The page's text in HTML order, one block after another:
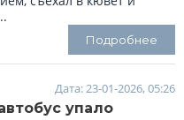
Подробнее
Дата: 23-01-2026, 05:26
упало